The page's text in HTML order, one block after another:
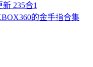
235合1
的金手指合集